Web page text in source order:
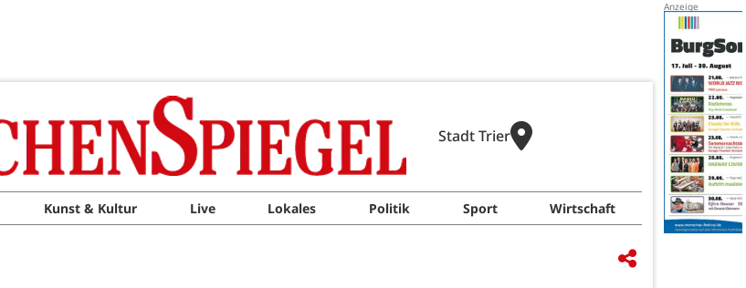
Stadt Trier
Kunst & Kultur Live Lokales Politik Sport Wirtschaft